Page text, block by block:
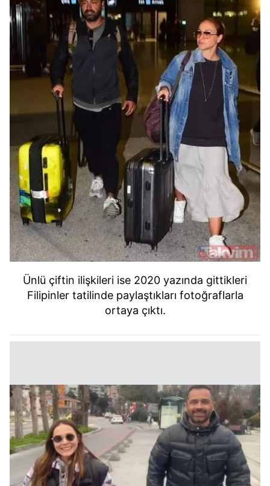
Ünlü çiftin ilişkileri ise 2020 yazında gittikleri
Filipinler tatilinde paylaştıkları fotoğraflarla
ortaya çıktı.